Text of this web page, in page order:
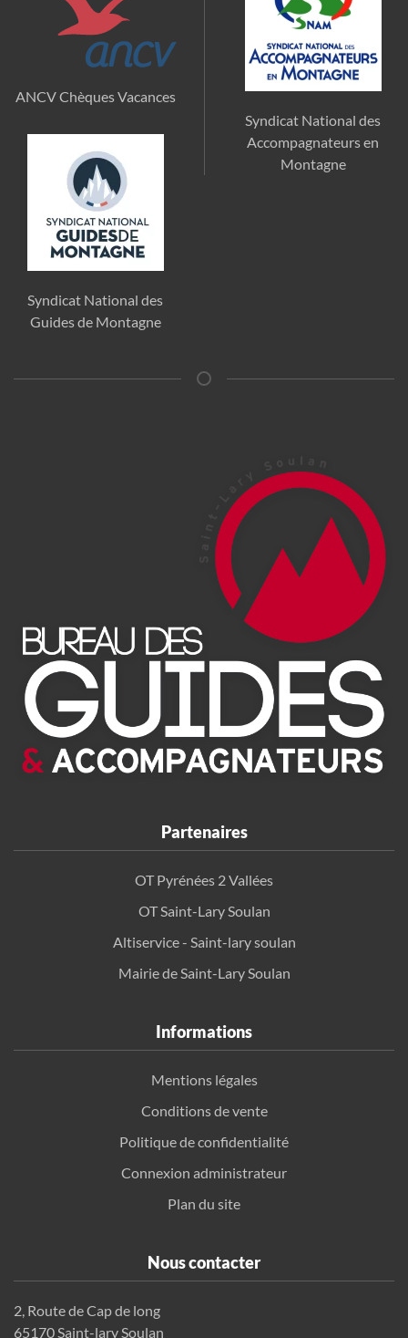
ANCV Chèques Vacances
Syndicat National des
Accompagnateurs en
Montagne
Syndicat National des
Guides de Montagne
Partenaires
OT Pyrénées 2 Vallées
OT Saint-Lary Soulan
Altiservice - Saint-lary soulan
Mairie de Saint-Lary Soulan
Informations
Mentions légales
Conditions de vente
Politique de confidentialité
Connexion administrateur
Plan du site
Nous contacter
2, Route de Cap de long
65170 Saint-lary Soulan